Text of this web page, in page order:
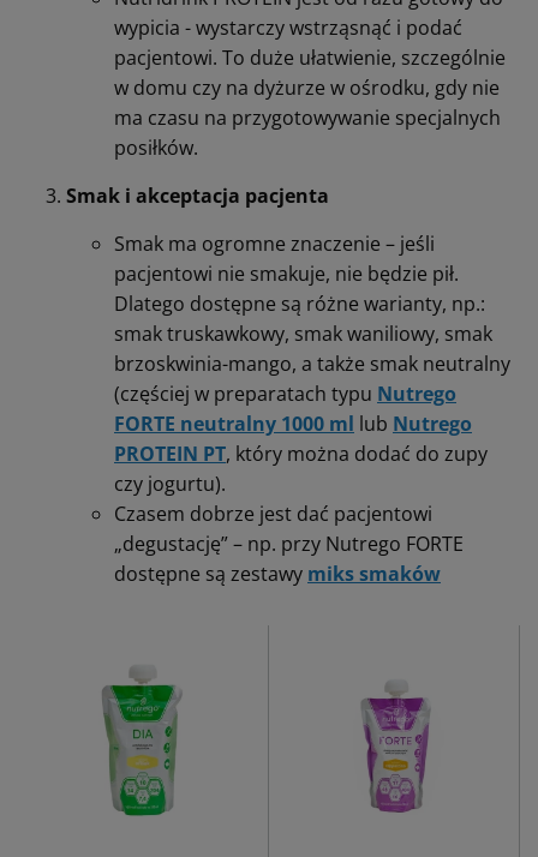
wypicia - wystarczy wstrząsnąć i podać
pacjentowi. To duże ułatwienie, szczególnie
w domu czy na dyżurze w ośrodku, gdy nie
ma czasu na przygotowywanie specjalnych
posiłków.
Smak i akceptacja pacjenta
Smak ma ogromne znaczenie – jeśli
pacjentowi nie smakuje, nie będzie pił.
Dlatego dostępne są różne warianty, np.:
smak truskawkowy, smak waniliowy, smak
brzoskwinia-mango, a także smak neutralny
(częściej w preparatach typu Nutrego
FORTE neutralny 1000 ml lub Nutrego
PROTEIN PT, który można dodać do zupy
czy jogurtu).
Czasem dobrze jest dać pacjentowi
„degustację” – np. przy Nutrego FORTE
dostępne są zestawy miks smaków